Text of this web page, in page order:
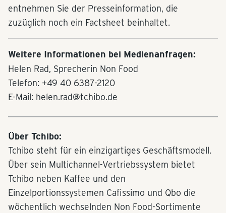
entnehmen Sie der Presseinformation, die
zuzüglich noch ein Factsheet beinhaltet.
Weitere Informationen bei Medienanfragen:
Helen Rad, Sprecherin Non Food
Telefon: +49 40 6387-2120
E-Mail: helen.rad@tchibo.de
Über Tchibo:
Tchibo steht für ein einzigartiges Geschäftsmodell.
Über sein Multichannel-Vertriebssystem bietet
Tchibo neben Kaffee und den
Einzelportionssystemen Cafissimo und Qbo die
wöchentlich wechselnden Non Food-Sortimente